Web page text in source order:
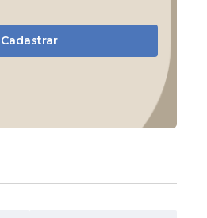
Cadastrar